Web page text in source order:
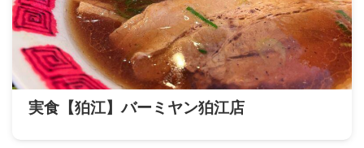
実食【狛江】バーミヤン狛江店